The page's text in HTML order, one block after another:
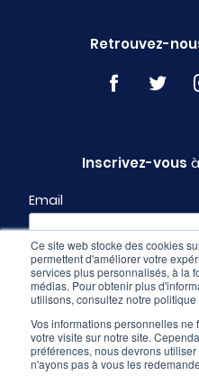
Ce site web stocke des cookies
permettent d'améliorer votre
services plus personnalisés, à la
médias. Pour obtenir plus
utilisons, consultez notre
Vos informations personnelles
votre visite sur notre site.
préférences, nous devrons
n'ayons pas à vous les
Retrouvez-
Inscrivez-vous
Email
Profil